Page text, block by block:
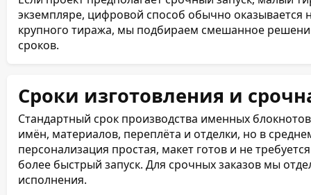
экземпляре, цифровой способ обычно
крупного тиража, мы подбираем смешанное
сроков.
Сроки изготовления и
Стандартный срок производства именных
имён, материалов, переплёта и отделки, но в
персонализация простая, макет готов и не
более быстрый запуск. Для срочных заказов мы
исполнения.